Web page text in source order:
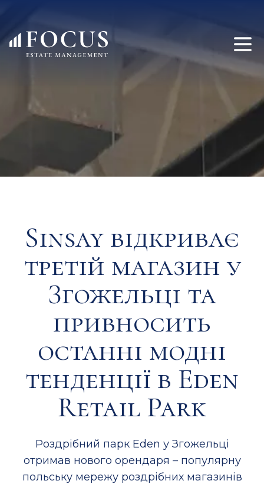
Sinsay відкриває
третій магазин у
Згожельці та
привносить
останні модні
тенденції в Eden
Retail Park
Роздрібний парк Eden у Згожельці
отримав нового орендаря – популярну
польську мережу роздрібних магазинів